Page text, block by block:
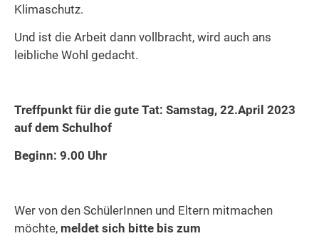
Klimaschutz.
Und ist die Arbeit dann vollbracht, wird auch ans
leibliche Wohl gedacht.
Treffpunkt für die gute Tat: Samstag, 22.April 2023
auf dem Schulhof
Beginn: 9.00 Uhr
Wer von den SchülerInnen und Eltern mitmachen
möchte, meldet sich bitte bis zum